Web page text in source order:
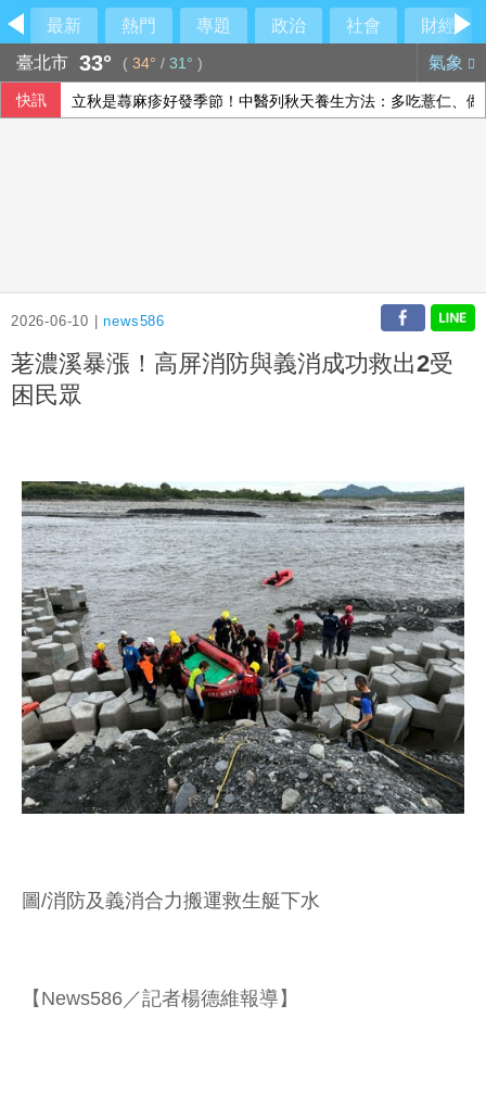
最新 熱門 專題 政治 社會
財經
臺北市 33° ( 34° / 31° ) 氣象
快訊 立秋是蕁麻疹好發季節！中醫列秋天養生方法：多吃薏仁、做
2026-06-10 |news586
荖濃溪暴漲！高屏消防與義消成功救出2受
困民眾
圖/消防及義消合力搬運救生艇下水
【News586／記者楊德維報導】